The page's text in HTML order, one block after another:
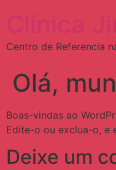
Centro de Referencia
Olá,
Boas-vindas ao
Edite-o ou exclua-o, e
Deixe um